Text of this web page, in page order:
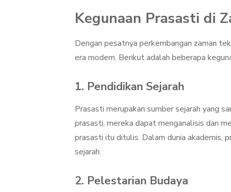
Kegunaan Prasasti di
Dengan pesatnya perkembangan zaman
era modern. Berikut adalah beberapa
1. Pendidikan Sejarah
Prasasti merupakan sumber sejarah yang
prasasti, mereka dapat menganalisis dan
prasasti itu ditulis. Dalam dunia akademis,
sejarah.
2. Pelestarian Budaya